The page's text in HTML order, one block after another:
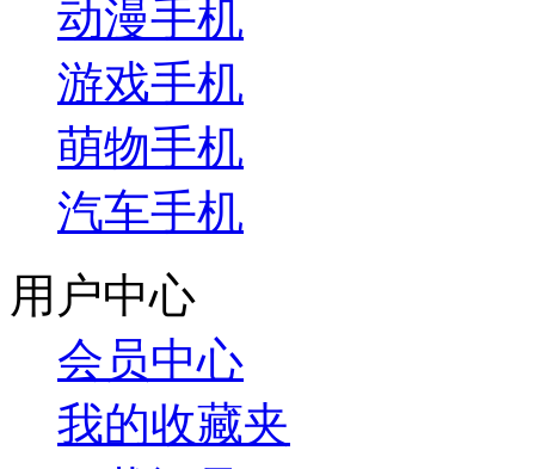
动漫手机
游戏手机
萌物手机
汽车手机
用户中心
会员中心
我的收藏夹